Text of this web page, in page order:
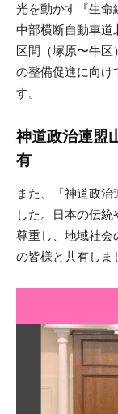
光を動かす『生命
中部横断自動車道
区間（塚原〜牛
の整備促進に向け
す。
神道政治連盟
有
また、「神道政
した。日本の伝
尊重し、地域社会
の皆様と共有しま